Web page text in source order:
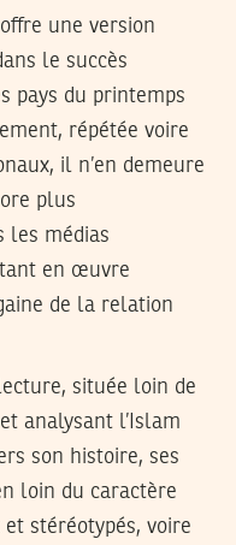
une version
le succès
pays du printemps
répétée voire
il n’en demeure
plus
les médias
en œuvre
de la relation
située loin de
analysant l’Islam
son histoire, ses
loin du caractère
stéréotypés, voire